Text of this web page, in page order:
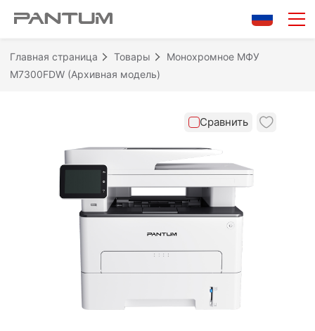
Главная страница Товары
Монохромное МФУ
M7300FDW (Архивная модель)
Сравнить
Очистить Сравнить